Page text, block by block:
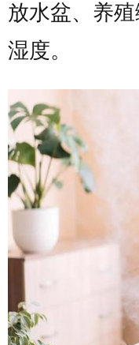
放水盆、养
湿度。